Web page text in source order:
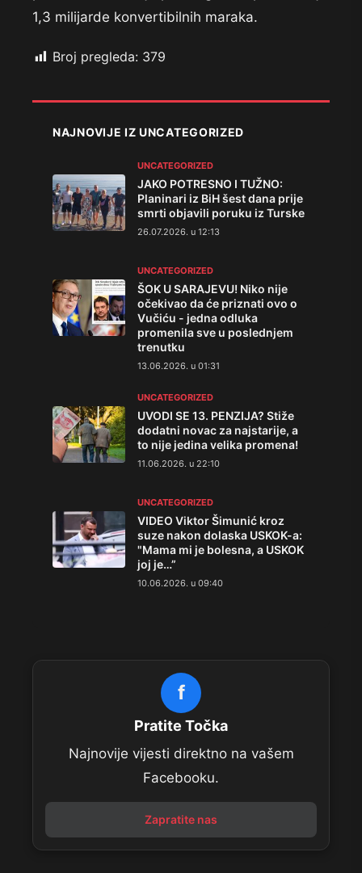
1,3 milijarde konvertibilnih maraka.
Broj pregleda: 379
NAJNOVIJE IZ UNCATEGORIZED
UNCATEGORIZED
JAKO POTRESNO I TUŽNO:
Planinari iz BiH šest dana prije
smrti objavili poruku iz Turske
26.07.2026. u 12:13
UNCATEGORIZED
ŠOK U SARAJEVU! Niko nije
očekivao da će priznati ovo o
Vučiću - jedna odluka
promenila sve u poslednjem
trenutku
13.06.2026. u 01:31
UNCATEGORIZED
UVODI SE 13. PENZIJA? Stiže
dodatni novac za najstarije, a
to nije jedina velika promena!
11.06.2026. u 22:10
UNCATEGORIZED
VIDEO Viktor Šimunić kroz
suze nakon dolaska USKOK-a:
"Mama mi je bolesna, a USKOK
joj je…”
10.06.2026. u 09:40
f
Pratite Točka
Najnovije vijesti direktno na vašem
Facebooku.
Zapratite nas